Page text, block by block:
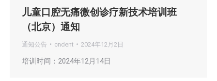
儿童口腔无痛微创诊疗新技术培训班
（北京）通知
通知公告 cndent 2024年12月2日
培训时间：2024年12月14日